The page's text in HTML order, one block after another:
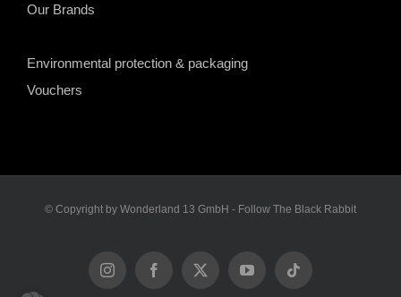
Our Brands
Environmental protection & packaging
Vouchers
© Copyright by Wonderland 13 GmbH - Follow The Black Rabbit
InstagramFacebook
X YouTubeTiktok